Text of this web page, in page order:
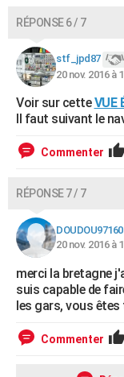
RÉPONSE 6 / 7
stf_jpd87
20 nov. 2016 à
Voir sur cetteVUE
Il faut suivant le
Commenter
RÉPONSE 7 / 7
DOUDOU97160
20 nov. 2016 à
merci la bretagne
suis capable de
les gars, vous
Commenter